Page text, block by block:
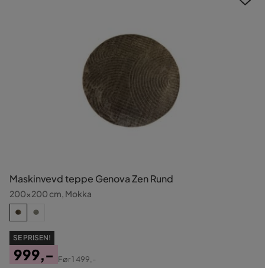
Maskinvevd teppe Genova Zen Rund
200x200 cm, Mokka
SE PRISEN!
999,-
Før1 499,-